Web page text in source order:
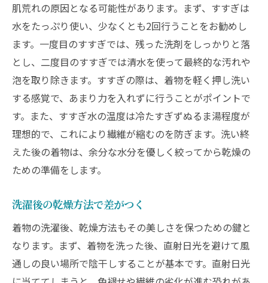
肌荒れの原因となる可能性があります。まず、すすぎは
水をたっぷり使い、少なくとも2回行うことをお勧めし
ます。一度目のすすぎでは、残った洗剤をしっかりと落
とし、二度目のすすぎでは清水を使って最終的な汚れや
泡を取り除きます。すすぎの際は、着物を軽く押し洗い
する感覚で、あまり力を入れずに行うことがポイントで
す。また、すすぎ水の温度は冷たすぎずぬるま湯程度が
理想的で、これにより繊維が縮むのを防ぎます。洗い終
えた後の着物は、余分な水分を優しく絞ってから乾燥の
ための準備をします。
洗濯後の乾燥方法で差がつく
着物の洗濯後、乾燥方法もその美しさを保つための鍵と
なります。まず、着物を洗った後、直射日光を避けて風
通しの良い場所で陰干しすることが基本です。直射日光